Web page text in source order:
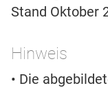
Stand Oktober
Hinweis
• Die